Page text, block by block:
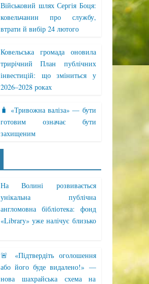
Військовий шлях Сергія Боця:
ковельчанин про службу,
втрати й вибір 24 лютого
Ковельська громада оновила
трирічний План публічних
інвестицій: що зміниться у
2026–2028 роках
🧳 «Тривожна валіза» — бути
готовим означає бути
захищеним
На Волині розвивається
унікальна публічна
англомовна бібліотека: фонд
«Library» уже налічує близько
🚨 «Підтвердіть оголошення
або його буде видалено!» —
нова шахрайська схема на